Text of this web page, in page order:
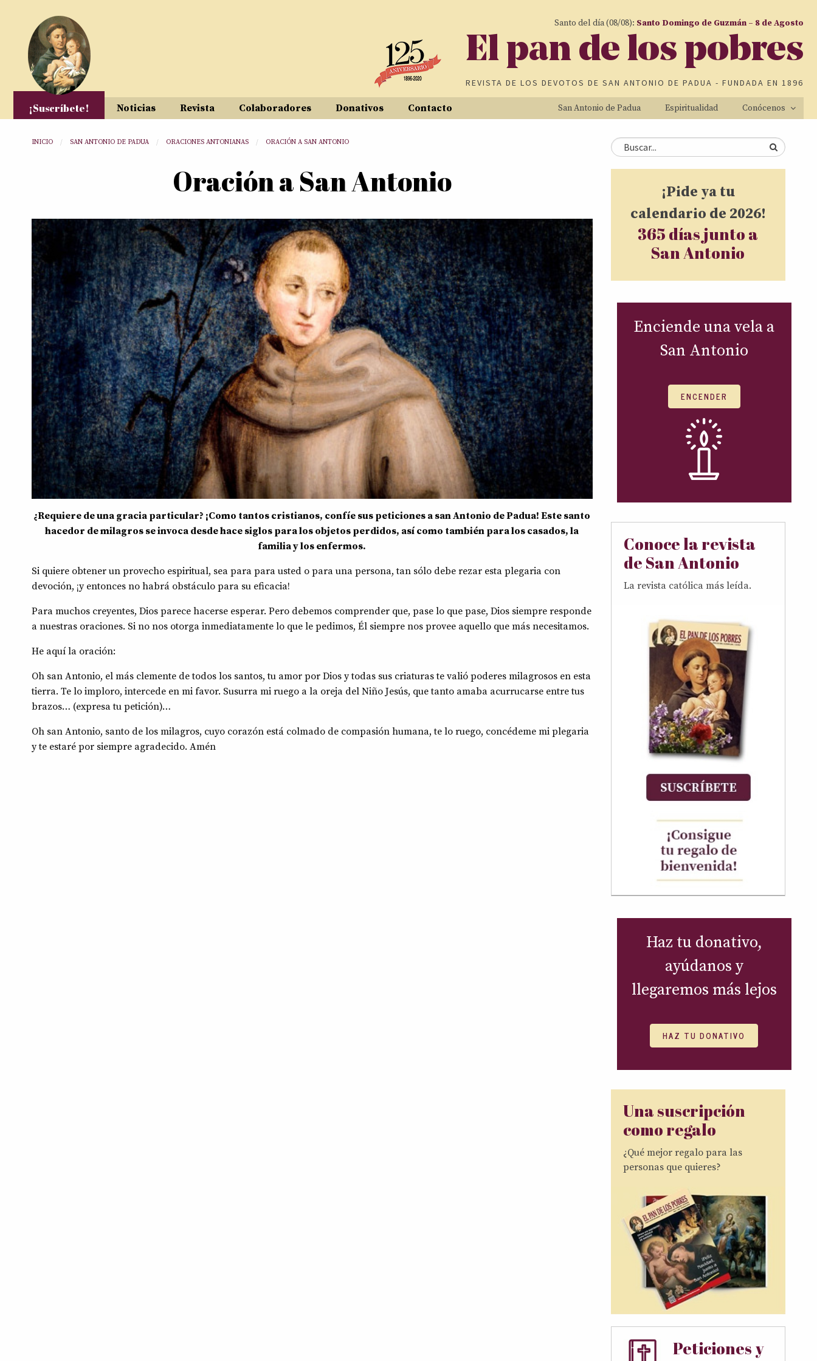
Santo del día (08/08): Santo Domingo de Guzmán – 8 de Agosto
El pan de los pobres
REVISTA DE LOS DEVOTOS DE SAN ANTONIO DE PADUA - FUNDADA EN 1896
¡Suscríbete! Noticias Revista Colaboradores Donativos Contacto San Antonio de Padua Espiritualidad Conócenos
Usted está aquí
INICIO SAN ANTONIO DE PADUA ORACIONES ANTONIANAS ORACIÓN A SAN ANTONIO
Oración a San Antonio
¿Requiere de una gracia particular? ¡Como tantos cristianos, confíe sus peticiones a san Antonio de Padua! Este santo
hacedor de milagros se invoca desde hace siglos para los objetos perdidos, así como también para los casados, la
familia y los enfermos.
Si quiere obtener un provecho espiritual, sea para para usted o para una persona, tan sólo debe rezar esta plegaria con
devoción, ¡y entonces no habrá obstáculo para su eficacia!
Para muchos creyentes, Dios parece hacerse esperar. Pero debemos comprender que, pase lo que pase, Dios siempre responde
a nuestras oraciones. Si no nos otorga inmediatamente lo que le pedimos, Él siempre nos provee aquello que más necesitamos.
He aquí la oración:
Oh san Antonio, el más clemente de todos los santos, tu amor por Dios y todas sus criaturas te valió poderes milagrosos en esta
tierra. Te lo imploro, intercede en mi favor. Susurra mi ruego a la oreja del Niño Jesús, que tanto amaba acurrucarse entre tus
brazos… (expresa tu petición)…
Oh san Antonio, santo de los milagros, cuyo corazón está colmado de compasión humana, te lo ruego, concédeme mi plegaria
y te estaré por siempre agradecido. Amén
Formulario de
búsqueda
Buscar
¡Pide ya tu
calendario de 2026!
365 días junto a
San Antonio
Enciende una vela a
San Antonio
ENCENDER
Conoce la revista
de San Antonio
La revista católica más leída.
Haz tu donativo,
ayúdanos y
llegaremos más lejos
HAZ TU DONATIVO
Una suscripción
como regalo
¿Qué mejor regalo para las
personas que quieres?
Peticiones y